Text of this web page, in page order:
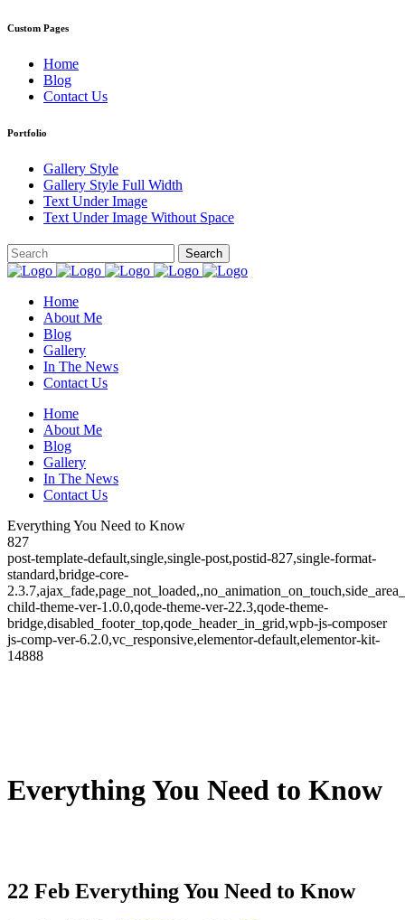
Custom Pages
Home
Blog
Contact Us
Portfolio
Gallery Style
Gallery Style Full Width
Text Under Image
Text Under Image Without Space
Home
About Me
Blog
Gallery
In The News
Contact Us
Home
About Me
Blog
Gallery
In The News
Contact Us
Everything You Need to Know
827
post-template-default,single,single-post,postid-827,single-format-
standard,bridge-core-
child-theme-ver-1.0.0,qode-theme-ver-22.3,qode-theme-
bridge,disabled_footer_top,qode_header_in_grid,wpb-js-composer
js-comp-ver-6.2.0,vc_responsive,elementor-default,elementor-kit-
14888
Everything You Need to Know
22 Feb Everything You Need to Know